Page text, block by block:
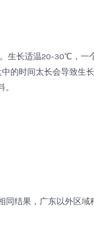
生长适温20-30℃，一
的时间太长会导致生
结果，广东以外区